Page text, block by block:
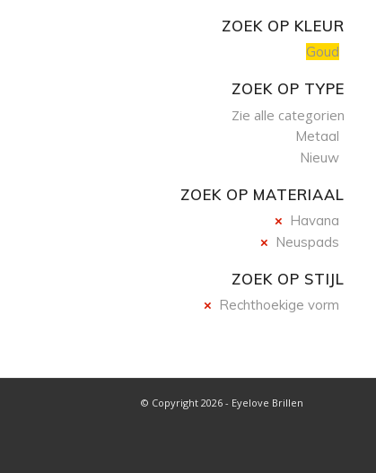
ZOEK OP KLEUR
Goud
ZOEK OP TYPE
Zie alle categorien
Metaal
Nieuw
ZOEK OP MATERIAAL
Havana
Neuspads
ZOEK OP STIJL
Rechthoekige vorm
© Copyright 2026 - Eyelove Brillen